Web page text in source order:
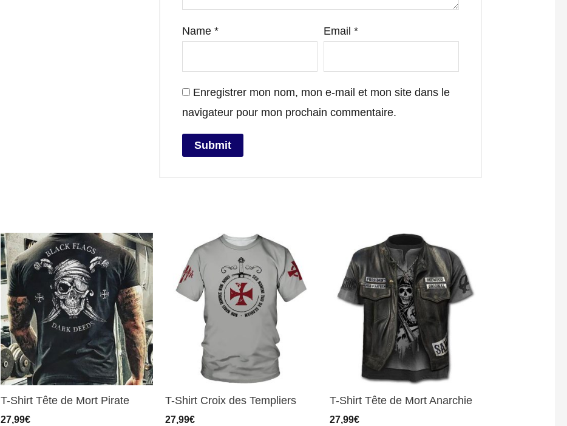
Name * Email *
Enregistrer mon nom, mon e-mail et mon site dans le
navigateur pour mon prochain commentaire.
T-Shirt Tête de Mort Pirate
27,99€
T-Shirt Croix des Templiers
27,99€
T-Shirt Tête de Mort Anarchie
27,99€